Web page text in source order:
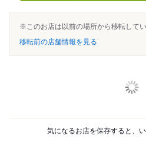
※このお店は以前の場所から移転してい
移転前の店舗情報を見る
気になるお店を保存すると、